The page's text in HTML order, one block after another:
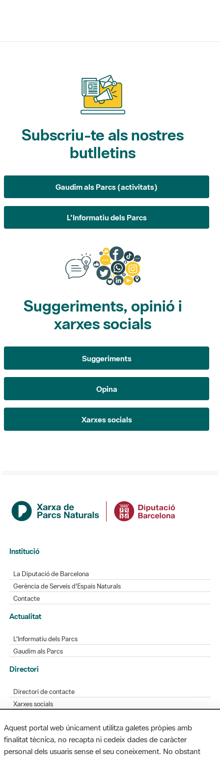
Subscriu-te als nostres
butlletins
Gaudim als Parcs (activitats)
L'Informatiu dels Parcs
Suggeriments, opinió i
xarxes socials
Suggeriments
Opina
Xarxes socials
Institució
La Diputació de Barcelona
Gerència de Serveis d'Espais Naturals
Contacte
Actualitat
L'Informatiu dels Parcs
Gaudim als Parcs
Directori
Directori de contacte
Xarxes socials
Bústia de suggeriments
Opineu sobre els parcs
Aquest portal web únicament utilitza galetes pròpies amb
finalitat tècnica, no recapta ni cedeix dades de caràcter
personal dels usuaris sense el seu coneixement. No obstant